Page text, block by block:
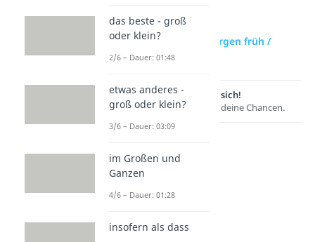
zur Videoseite: morgen früh /
morgen Früh?
Lernen lohnt sich!
Entdecke hier deine Chancen.
das beste - groß
oder klein?
2/6 – Dauer: 01:48
etwas anderes -
groß oder klein?
3/6 – Dauer: 03:09
im Großen und
Ganzen
4/6 – Dauer: 01:28
insofern als dass